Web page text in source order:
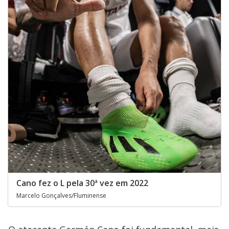
Cano fez o L pela 30ª vez em 2022
Marcelo Gonçalves/Fluminense